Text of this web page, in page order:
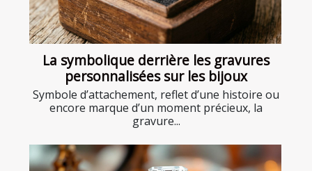
La symbolique derrière les gravures
personnalisées sur les bijoux
Symbole d’attachement, reflet d’une histoire ou
encore marque d’un moment précieux, la
gravure...